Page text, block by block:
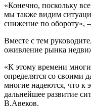
«Конечно, поскольку
мы также видим
снижение по обороту»,
Вместе с тем
оживление рынка
«К этому времени
определятся со своими
многие надеются, что к
дальнейшее развитие
В.Авеков.